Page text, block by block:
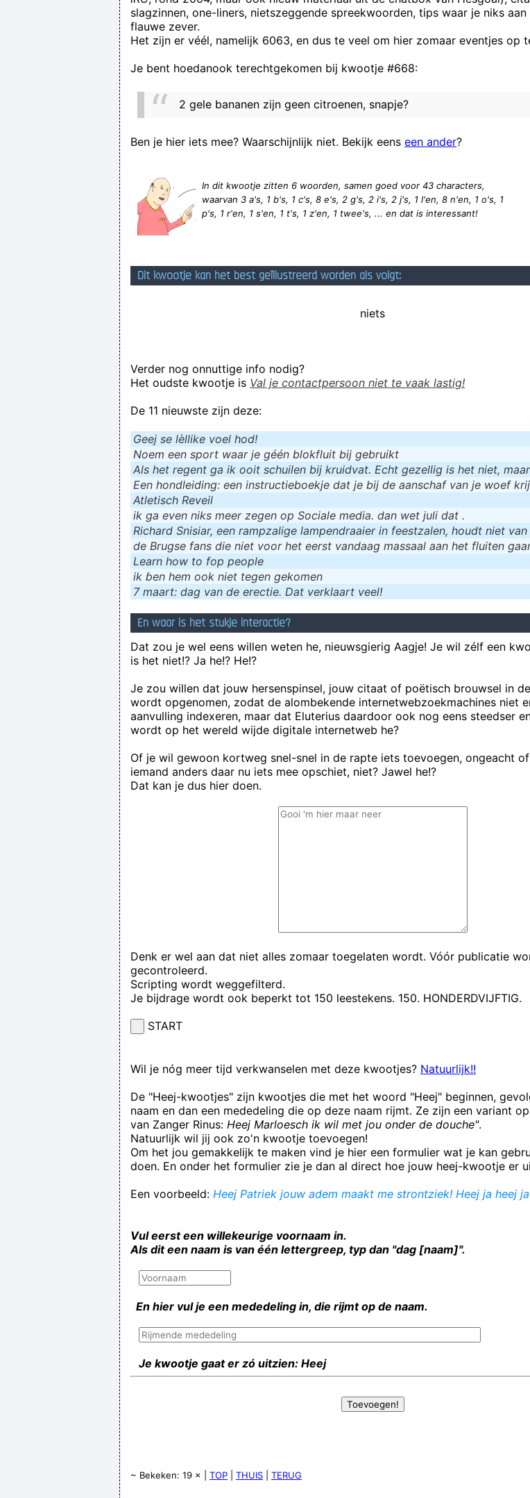
de
ONHABITUELE MANIEREN OM
Er staat "topclub" en dan blijkt
'ik moet even wat in het toilet gaan werpen' - zo kan je
Laatst zag ik een man op een
slagzinnen, one-liners, nietszeggende spreekwoorden, tips waar je niks
flauwe zever.
Het zijn er véél, namelijk 6063, en dus te veel om hier zomaar eventjes op
Je bent hoedanook terechtgekomen bij kwootje #668:
2 gele bananen zijn geen citroenen, snapje?
Ben je hier iets mee? Waarschijnlijk niet. Bekijk eens een ander?
In dit kwootje zitten 6 woorden, samen goed voor 43 characters,
waarvan 3 a's, 1 b's, 1 c's, 8 e's, 2 g's, 2 i's, 2 j's, 1 l'en, 8 n'en, 1 o's, 1
p's, 1 r'en, 1 s'en, 1 t's, 1 z'en, 1 twee's, ... en dat is interessant!
Dit kwootje kan het best geïllustreerd worden als volgt:
niets
Verder nog onnuttige info nodig?
Het oudste kwootje is Val je contactpersoon niet te vaak lastig!
De 11 nieuwste zijn deze:
Geej se lèllike voel hod!
Noem een sport waar je géén blokfluit bij gebruikt
Als het regent ga ik ooit schuilen bij kruidvat. Echt gezellig is het niet,
Een hondleiding: een instructieboekje dat je bij de aanschaf van je woef
Atletisch Reveil
ik ga even niks meer zegen op Sociale media. dan wet juli dat .
Richard Snisiar, een rampzalige lampendraaier in feestzalen, houdt niet
de Brugse fans die niet voor het eerst vandaag massaal aan het fluiten
Learn how to fop people
ik ɓen hem ook niet tegen gekomen
7 maart: dag van de erectie. Dat verklaart veel!
En waar is het stukje interactie?
Dat zou je wel eens willen weten he, nieuwsgierig Aagje! Je wil zélf een
is het niet!? Ja he!? He!?
Je zou willen dat jouw hersenspinsel, jouw citaat of poëtisch brouwsel in
wordt opgenomen, zodat de alombekende internetwebzoekmachines niet
aanvulling indexeren, maar dat Eluterius daardoor ook nog eens steedser
wordt op het wereld wijde digitale internetweb he?
Of je wil gewoon kortweg snel-snel in de rapte iets toevoegen, ongeacht
iemand anders daar nu iets mee opschiet, niet? Jawel he!?
Dat kan je dus hier doen.
Denk er wel aan dat niet alles zomaar toegelaten wordt. Vóór publicatie
gecontroleerd.
Scripting wordt weggefilterd.
Je bijdrage wordt ook beperkt tot 150 leestekens. 150. HONDERDVIJFTIG.
START
Wil je nóg meer tijd verkwanselen met deze kwootjes? Natuurlijk!!
De "Heej-kwootjes" zijn kwootjes die met het woord "Heej" beginnen,
naam en dan een mededeling die op deze naam rijmt. Ze zijn een variant
van Zanger Rinus: Heej Marloesch ik wil met jou onder de douche".
Natuurlijk wil jij ook zo'n kwootje toevoegen!
Om het jou gemakkelijk te maken vind je hier een formulier wat je kan
doen. En onder het formulier zie je dan al direct hoe jouw heej-kwootje er
Een voorbeeld: Heej Patriek jouw adem maakt me strontziek! Heej ja heej
Vul eerst een willekeurige voornaam in.
Als dit een naam is van één lettergreep, typ dan "dag [naam]".
En hier vul je een mededeling in, die rijmt op de naam.
Je kwootje gaat er zó uitzien: Heej
~ Bekeken: 19 × | TOP THUIS TERUG